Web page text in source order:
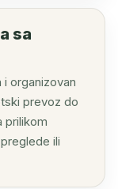
sa
organizovan
prevoz do
prilikom
ili